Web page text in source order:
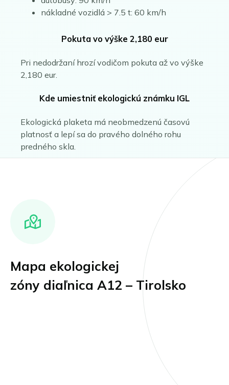
nákladné vozidlá > 7.5 t: 60 km/h
Pokuta vo výške 2,180 eur
Pri nedodržaní hrozí vodičom pokuta až vo výške
2,180 eur.
Kde umiestniť ekologickú známku IGL
Ekologická plaketa má neobmedzenú časovú
platnosť a lepí sa do pravého dolného rohu
predného skla.
Mapa ekologickej
zóny diaľnica A12 – Tirolsko